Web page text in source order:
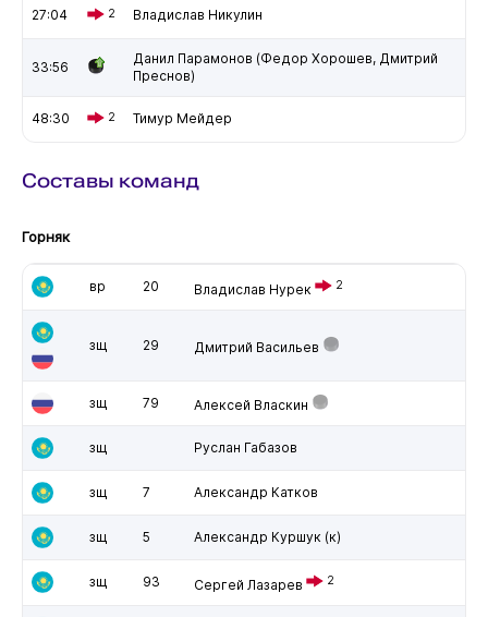
27:04 2 Владислав Никулин
33:56
Данил Парамонов (Федор Хорошев, Дмитрий
Преснов)
48:30 2 Тимур Мейдер
Составы команд
Горняк
вр 20 Владислав Нурек 2
зщ 29 Дмитрий Васильев
зщ 79 Алексей Власкин
зщ Руслан Габазов
зщ 7 Александр Катков
зщ 5 Александр Куршук (к)
зщ 93 Сергей Лазарев 2